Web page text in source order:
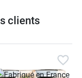
clients